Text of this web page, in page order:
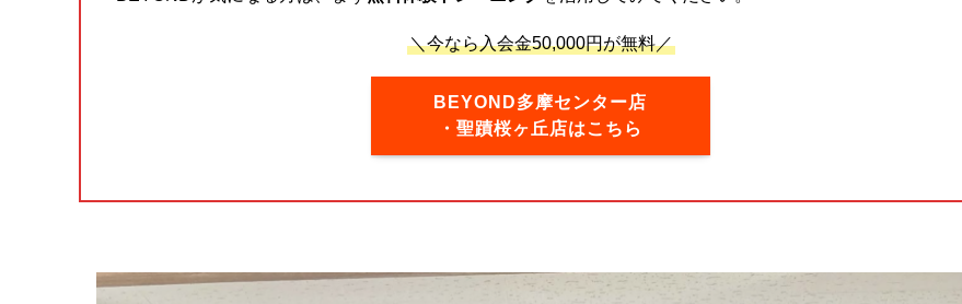
＼今なら入会金50,000円が無料／
BEYOND多摩センター店
・聖蹟桜ヶ丘店はこちら